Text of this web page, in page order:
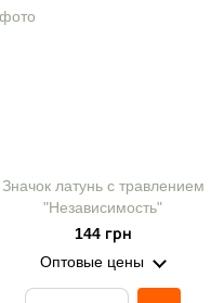
Значок латунь с травлением
"Независимость"
144 грн
Оптовые цены